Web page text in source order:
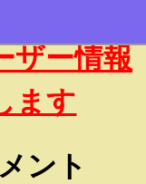
ザー情報
ます
ント